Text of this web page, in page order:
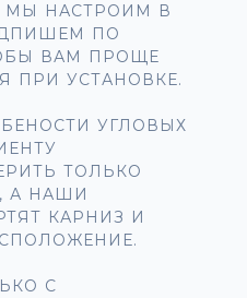
МЫ НАСТРОИМ В
ПО
ВАМ ПРОЩЕ
ПРИ УСТАНОВКЕ.
УГЛОВЫХ
ТОЛЬКО
А НАШИ
КАРНИЗ И
С